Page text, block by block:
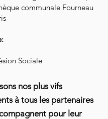
communale Fourneau
Sociale
nos plus vifs
à tous les partenaires
pour leur